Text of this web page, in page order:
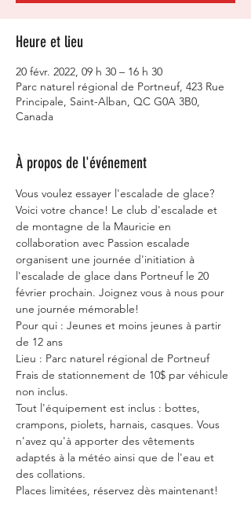
Heure et lieu
20 févr. 2022, 09 h 30 – 16 h 30
Parc naturel régional de Portneuf, 423 Rue
Principale, Saint-Alban, QC G0A 3B0,
Canada
À propos de l'événement
Vous voulez essayer l'escalade de glace?
Voici votre chance! Le club d'escalade et
de montagne de la Mauricie en
collaboration avec Passion escalade
organisent une journée d'initiation à
l'escalade de glace dans Portneuf le 20
février prochain. Joignez vous à nous pour
une journée mémorable!
Pour qui : Jeunes et moins jeunes à partir
de 12 ans
Lieu : Parc naturel régional de Portneuf
Frais de stationnement de 10$ par véhicule
non inclus.
Tout l'équipement est inclus : bottes,
crampons, piolets, harnais, casques. Vous
n'avez qu'à apporter des vêtements
adaptés à la météo ainsi que de l'eau et
des collations.
Places limitées, réservez dès maintenant!